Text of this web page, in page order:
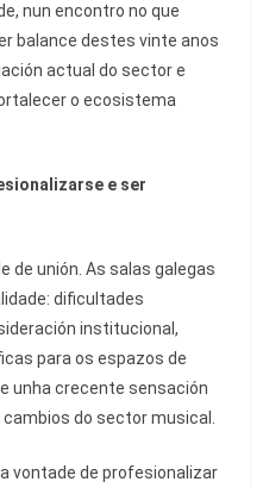
nun encontro no que
balance destes vinte anos
actual do sector e
o ecosistema
e ser
de unión. As salas galegas
dificultades
institucional,
para os espazos de
unha crecente sensación
do sector musical.
vontade de profesionalizar